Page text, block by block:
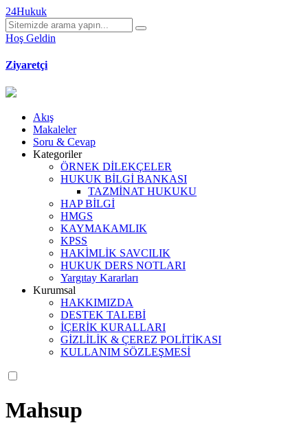
24Hukuk
Hoş Geldin
Ziyaretçi
Akış
Makaleler
Soru & Cevap
Kategoriler
ÖRNEK DİLEKÇELER
HUKUK BİLGİ BANKASI
TAZMİNAT HUKUKU
HAP BİLGİ
HMGS
KAYMAKAMLIK
KPSS
HAKİMLİK SAVCILIK
HUKUK DERS NOTLARI
Yargıtay Kararları
Kurumsal
HAKKIMIZDA
DESTEK TALEBİ
İÇERİK KURALLARI
GİZLİLİK & ÇEREZ POLİTİKASI
KULLANIM SÖZLEŞMESİ
Mahsup